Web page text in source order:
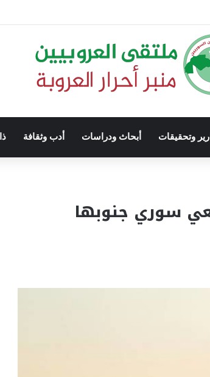
وتحقيقات أبحاث ودراسات أدب وثقافة
سوري جنوبها